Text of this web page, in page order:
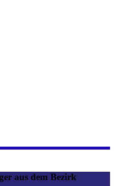
aus dem Bezirk